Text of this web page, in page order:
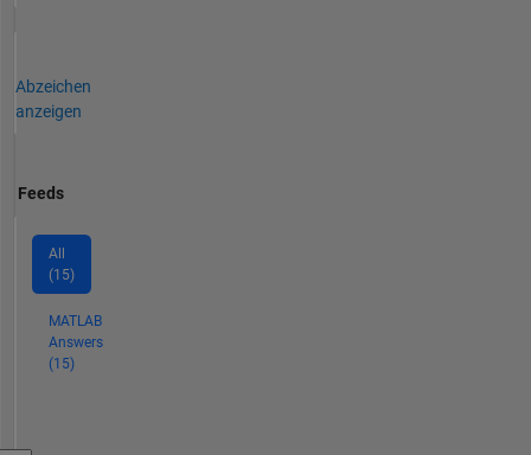
Abzeichen
anzeigen
Feeds
All
(15)
MATLAB
Answers
(15)